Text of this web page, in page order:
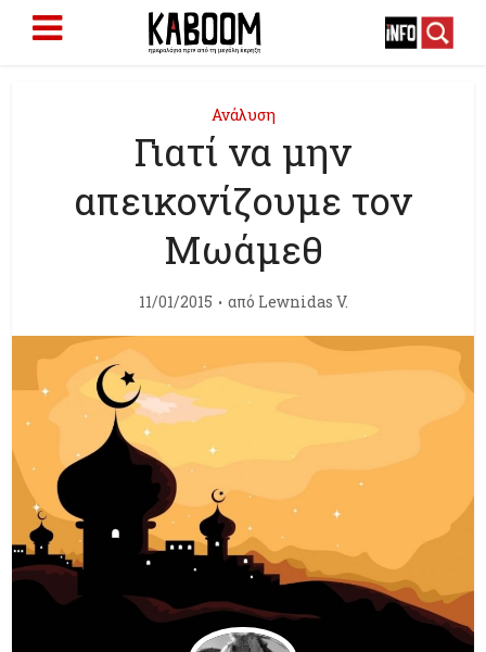
Ανάλυση
Γιατί να μην
απεικονίζουμε τον
Μωάμεθ
11/01/2015 από Lewnidas V.